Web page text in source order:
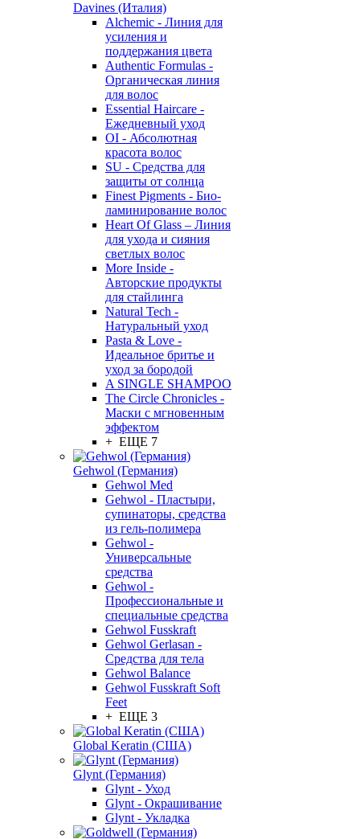
Davines (Италия)
Alchemic - Линия для
усиления и
поддержания цвета
Authentic Formulas -
Органическая линия
для волос
Essential Haircare -
Eжедневный уход
OI - Абсолютная
красота волос
SU - Средства для
защиты от солнца
Finest Pigments - Био-
ламинирование волос
Heart Of Glass – Линия
для ухода и сияния
светлых волос
More Inside -
Авторские продукты
для стайлинга
Natural Tech -
Натуральный уход
Pasta & Love -
Идеальное бритье и
уход за бородой
A SINGLE SHAMPOO
The Circle Chronicles -
Маски с мгновенным
эффектом
+ ЕЩЕ 7
Gehwol (Германия)
Gehwol Med
Gehwol - Пластыри,
супинаторы, средства
из гель-полимера
Gehwol -
Универсальные
средства
Gehwol -
Профессиональные и
специальные средства
Gehwol Fusskraft
Gehwol Gerlasan -
Средства для тела
Gehwol Balance
Gehwol Fusskraft Soft
Feet
+ ЕЩЕ 3
Global Keratin (США)
Glynt (Германия)
Glynt - Уход
Glynt - Окрашивание
Glynt - Укладка